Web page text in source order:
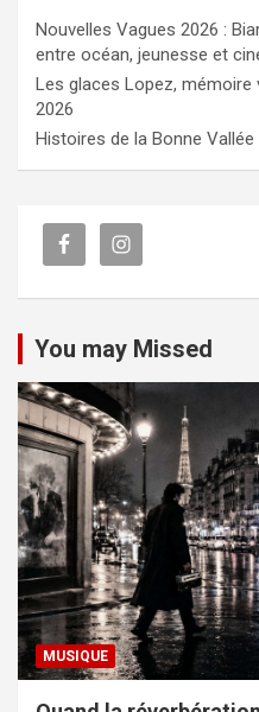
Nouvelles Vagues 2026 :
entre océan, jeunesse et
Les glaces Lopez, mémoire
2026
Histoires de la Bonne Vallée
You may Missed
MUSIQUE